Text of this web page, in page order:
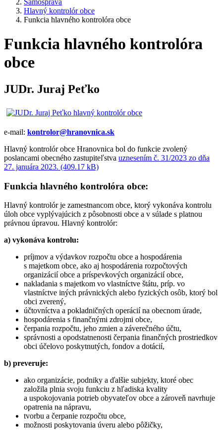
Samospráva
Hlavný kontrolór obce
Funkcia hlavného kontrolóra obce
Funkcia hlavného kontrolóra
obce
JUDr. Juraj Peťko
e-mail: kontrolor@hranovnica.sk
Hlavný kontrolór obce Hranovnica bol do funkcie zvolený
poslancami obecného zastupiteľstva uznesením č. 31/2023 zo dňa
27. januára 2023. (409.17 kB)
Funkcia hlavného kontrolóra obce:
Hlavný kontrolór je zamestnancom obce, ktorý vykonáva kontrolu
úloh obce vyplývajúcich z pôsobnosti obce a v súlade s platnou
právnou úpravou. Hlavný kontrolór:
a) vykonáva kontrolu:
príjmov a výdavkov rozpočtu obce a hospodárenia
s majetkom obce, ako aj hospodárenia rozpočtových
organizácií obce a príspevkových organizácií obce,
nakladania s majetkom vo vlastníctve štátu, príp. vo
vlastníctve iných právnických alebo fyzických osôb, ktorý bol
obci zverený,
účtovníctva a pokladničných operácií na obecnom úrade,
hospodárenia s finančnými zdrojmi obce,
čerpania rozpočtu, jeho zmien a záverečného účtu,
správnosti a opodstatnenosti čerpania finančných prostriedkov
obci účelovo poskytnutých, fondov a dotácií,
b) preveruje:
ako organizácie, podniky a ďalšie subjekty, ktoré obec
založila plnia svoju funkciu z hľadiska kvality
a uspokojovania potrieb obyvateľov obce a zároveň navrhuje
opatrenia na nápravu,
tvorbu a čerpanie rozpočtu obce,
možnosti poskytovania úveru alebo pôžičky,